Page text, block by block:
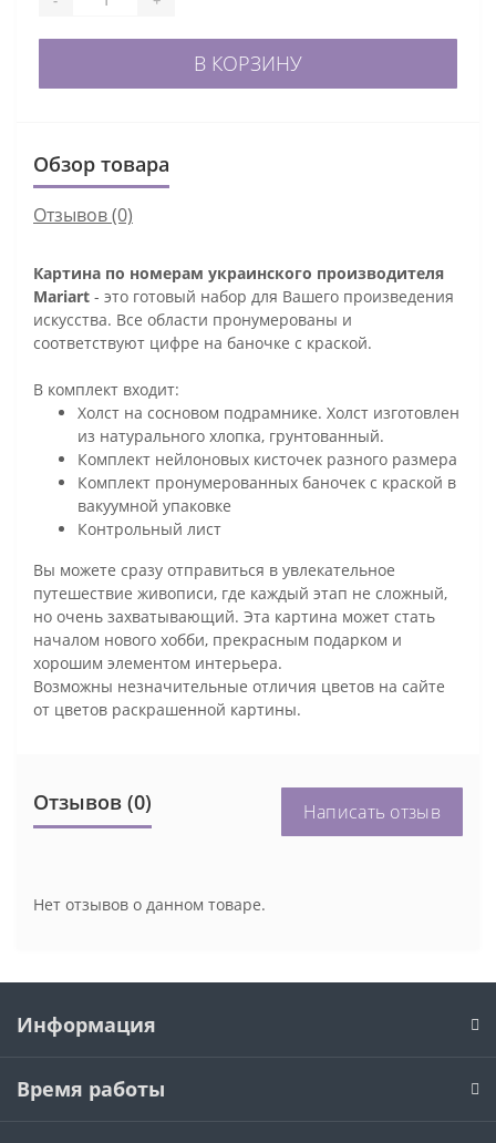
В КОРЗИНУ
Обзор товара
Отзывов (0)
Картина по номерам украинского производителя
Mariart - это готовый набор для Вашего произведения
искусства. Все области пронумерованы и
соответствуют цифре на баночке с краской.
В комплект входит:
Холст на сосновом подрамнике. Холст изготовлен
из натурального хлопка, грунтованный.
Комплект нейлоновых кисточек разного размера
Комплект пронумерованных баночек с краской в
вакуумной упаковке
Контрольный лист
Вы можете сразу отправиться в увлекательное
путешествие живописи, где каждый этап не сложный,
но очень захватывающий. Эта картина может стать
началом нового хобби, прекрасным подарком и
хорошим элементом интерьера.
Возможны незначительные отличия цветов на сайте
от цветов раскрашенной картины.
Отзывов (0) Написать отзыв
Нет отзывов о данном товаре.
Информация
Время работы